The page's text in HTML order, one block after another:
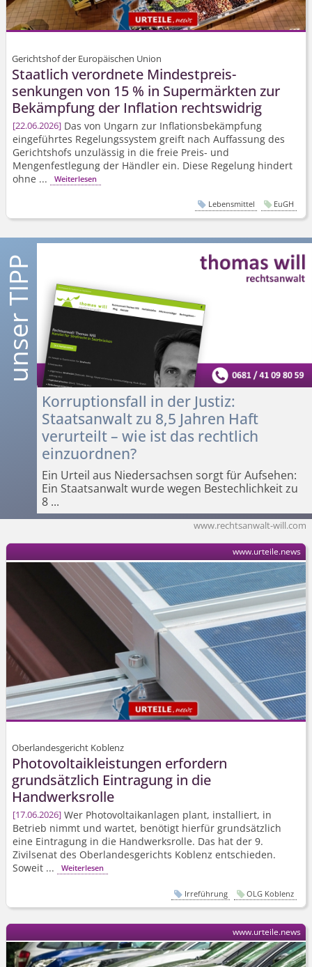
Gerichtshof der Europäischen Union
Staatlich verordnete Mindestpreis­
senkungen von 15 % in Supermärkten zur
Bekämpfung der Inflation rechtswidrig
22.06.2026 Das von Ungarn zur Inflations­bekämpfung
eingeführtes Regelungssystem greift nach Auffassung des
Gerichtshofs unzulässig in die freie Preis- und
Mengenfestlegung der Händler ein. Diese Regelung hindert
ohne ...
Weiterlesen
Lebensmittel EuGH
Korruptionsfall in der Justiz:
Staatsanwalt zu 8,5 Jahren Haft
verurteilt – wie ist das rechtlich
einzuordnen?
Ein Urteil aus Niedersachsen sorgt für Aufsehen:
Ein Staatsanwalt wurde wegen Bestechlichkeit zu
8...
www.rechtsanwalt-will.com
Oberlandesgericht Koblenz
Photovolta­ikleistungen erfordern
grundsätzlich Eintragung in die
Handwerksrolle
17.06.2026 Wer Photovoltaikanlagen plant, installiert, in
Betrieb nimmt und wartet, benötigt hierfür grundsätzlich
eine Eintragung in die Handwerksrolle. Das hat der 9.
Zivilsenat des Oberlandesgerichts Koblenz entschieden.
Soweit ...
Weiterlesen
www.urteile.news
Irreführung OLG Koblenz
www.urteile.news